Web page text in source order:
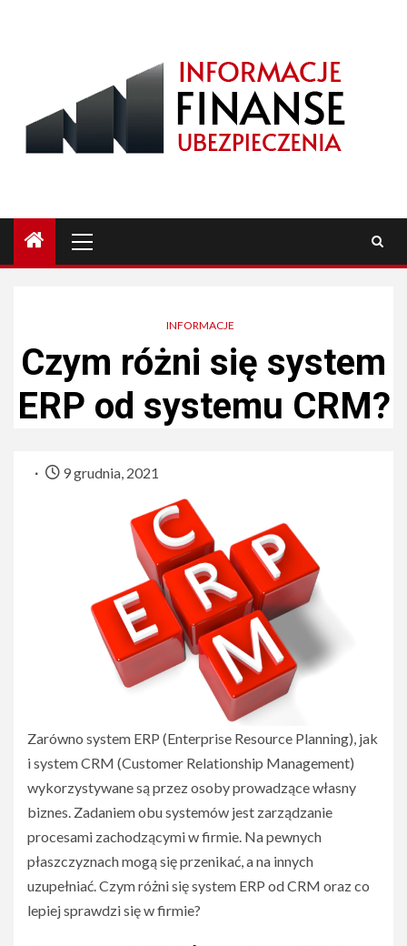
główne
INFORMACJE
Czym różni się system
ERP od systemu CRM?
9 grudnia, 2021
Zarówno system ERP (Enterprise Resource Planning), jak
i system CRM (Customer Relationship Management)
wykorzystywane są przez osoby prowadzące własny
biznes. Zadaniem obu systemów jest zarządzanie
procesami zachodzącymi w firmie. Na pewnych
płaszczyznach mogą się przenikać, a na innych
uzupełniać. Czym różni się system ERP od CRM oraz co
lepiej sprawdzi się w firmie?